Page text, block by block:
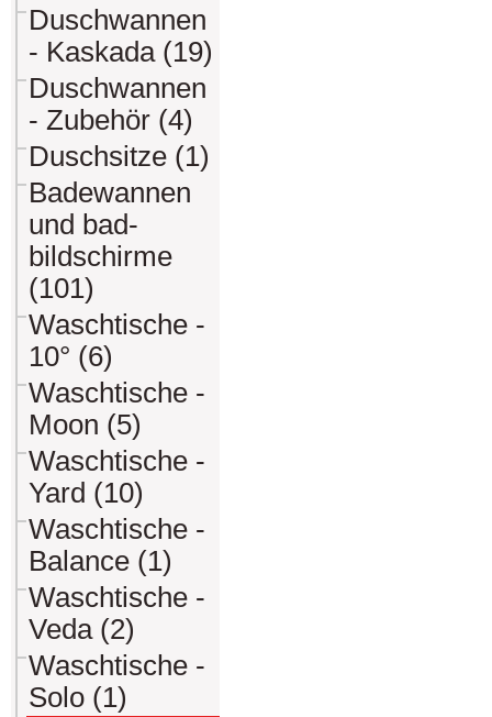
Duschwannen
- Kaskada (19)
Duschwannen
- Zubehör (4)
Duschsitze (1)
Badewannen
und bad-
bildschirme
(101)
Waschtische -
10° (6)
Waschtische -
Moon (5)
Waschtische -
Yard (10)
Waschtische -
Balance (1)
Waschtische -
Veda (2)
Waschtische -
Solo (1)